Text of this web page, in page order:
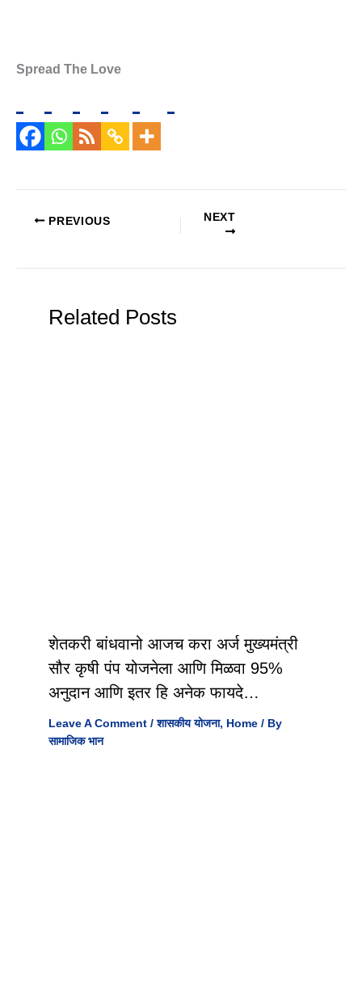
Spread The Love
PREVIOUS NEXT
Related Posts
शेतकरी बांधवानो आजच करा अर्ज मुख्यमंत्री
सौर कृषी पंप योजनेला आणि मिळवा 95%
अनुदान आणि इतर हि अनेक फायदे…
Leave A Comment /शासकीय योजना, Home / By
सामाजिक भान